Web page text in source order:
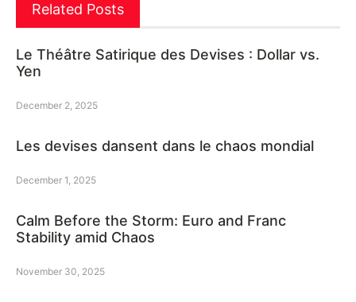
Related Posts
Le Théâtre Satirique des Devises : Dollar vs.
Yen
December 2, 2025
Les devises dansent dans le chaos mondial
December 1, 2025
Calm Before the Storm: Euro and Franc
Stability amid Chaos
November 30, 2025